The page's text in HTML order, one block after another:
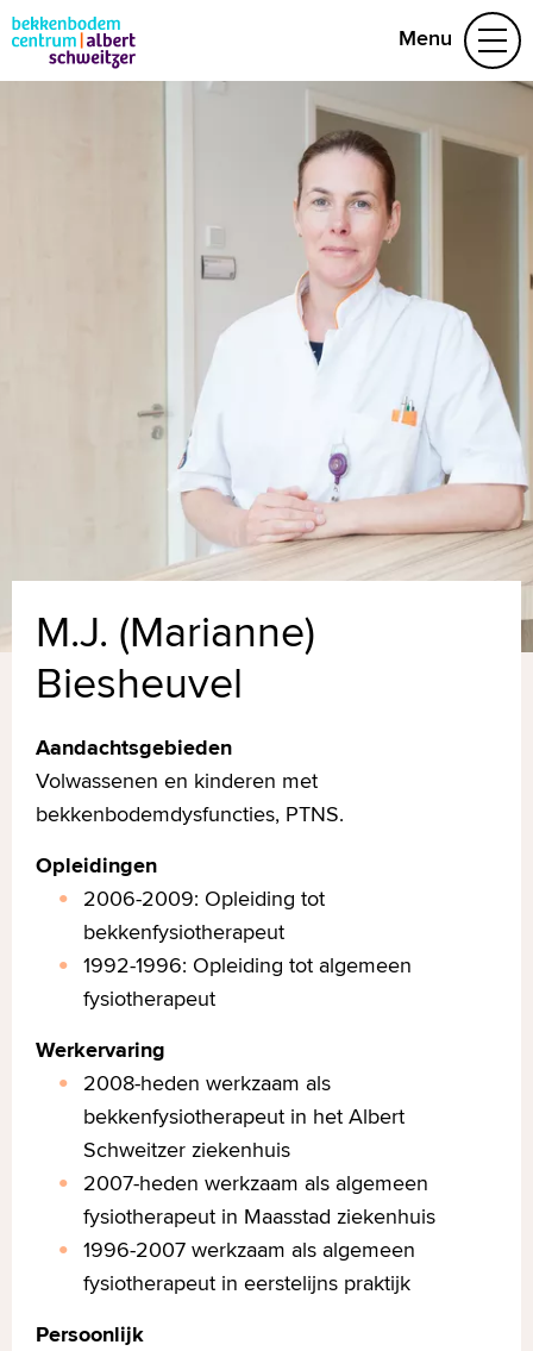
Menu
Aandoeningen
Behandelteam
Folders
Vragen
Afspraak maken
(078) 654 29 53
M.J. (Marianne)
Biesheuvel
Aandachtsgebieden
Volwassenen en kinderen met
bekkenbodemdysfuncties, PTNS.
Opleidingen
2006-2009: Opleiding tot
bekkenfysiotherapeut
1992-1996: Opleiding tot algemeen
fysiotherapeut
Werkervaring
2008-heden werkzaam als
bekkenfysiotherapeut in het Albert
Schweitzer ziekenhuis
2007-heden werkzaam als algemeen
fysiotherapeut in Maasstad ziekenhuis
1996-2007 werkzaam als algemeen
fysiotherapeut in eerstelijns praktijk
Persoonlijk